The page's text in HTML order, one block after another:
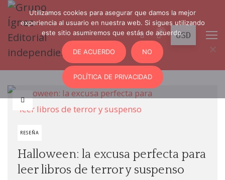
0
RESEÑA
Halloween: la excusa perfecta para
leer libros de terror y suspenso
Utilizamos cookies para asegurar que damos la mejor
experiencia al usuario en nuestra web. Si sigues utilizando
este sitio asumiremos que estás de acuerdo.
DE ACUERDO NO
POLÍTICA DE PRIVACIDAD